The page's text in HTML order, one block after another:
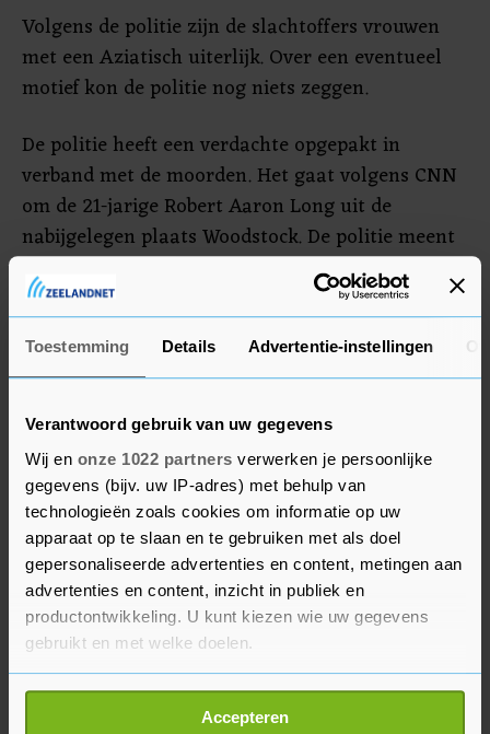
Toestemming Details Advertentie-instellingen
Verantwoord gebruik van uw gegevens
Wij en onze 1022 partners verwerken je persoonlijke
gegevens (bijv. uw IP-adres) met behulp van
technologieën zoals cookies om informatie op uw
apparaat op te slaan en te gebruiken met als doel
gepersonaliseerde advertenties en content, metingen aan
advertenties en content, inzicht in publiek en
productontwikkeling. U kunt kiezen wie uw gegevens
gebruikt en met welke doelen.
Als u het toestaat, willen we ook graag:
Informatie verzamelen over uw geografische
Accepteren
Volgens de politie zijn de slachtoffers vrouwen
met een Aziatisch uiterlijk. Over een eventueel
motief kon de politie nog niets zeggen.
De politie heeft een verdachte opgepakt in
verband met de moorden. Het gaat volgens CNN
om de 21-jarige Robert Aaron Long uit de
nabijgelegen plaats Woodstock. De politie meent
op basis van videobeelden van de
schietincidenten dat Long op alle drie locaties
schoten heeft gelost.